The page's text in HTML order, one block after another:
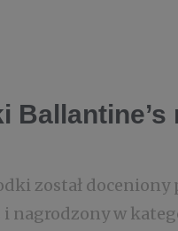
został
nagrodzony w